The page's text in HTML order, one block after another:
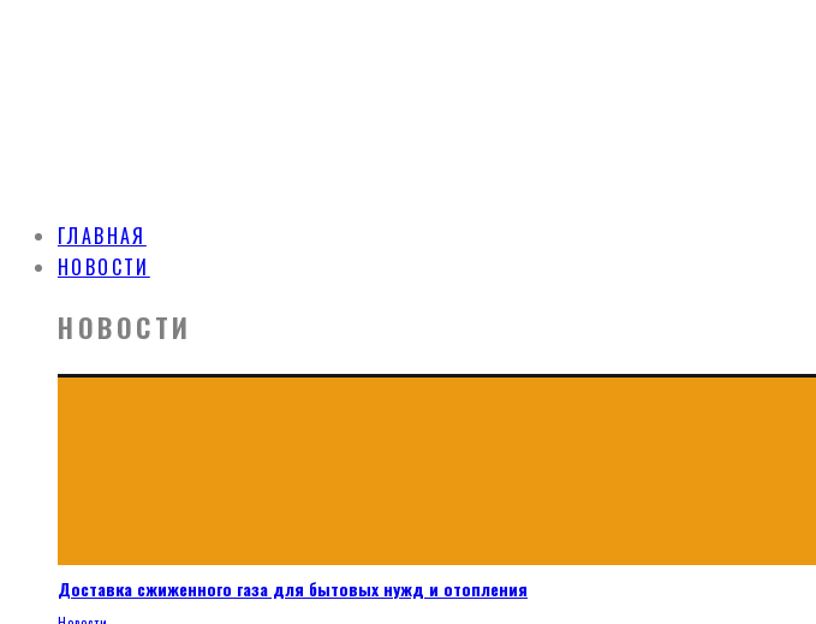
ГЛАВНАЯ
НОВОСТИ
НОВОСТИ
Доставка сжиженного газа для бытовых нужд и отопления